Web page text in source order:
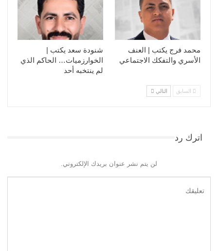
شنودة سعد يكتب |
الخوارزميات… الحاكم الذي
لم ينتخبه أحد
محمد فرج يكتب | العنف
الأسري والتفكك الاجتماعي
السابق التالي
اترك رد
لن يتم نشر عنوان بريدك الإلكتروني.